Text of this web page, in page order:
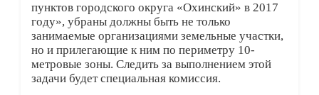
пунктов городского округа «Охинский» в 2017
году», убраны должны быть не только
занимаемые организациями земельные участки,
но и прилегающие к ним по периметру 10-
метровые зоны. Следить за выполнением этой
задачи будет специальная комиссия.